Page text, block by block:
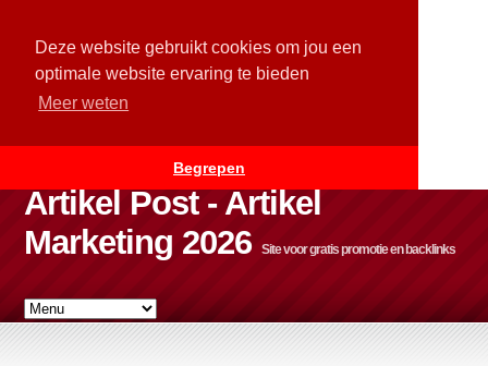
Deze website gebruikt cookies om jou een
optimale website ervaring te bieden
Meer weten
Begrepen
Artikel Post - Artikel
Marketing 2026
Site voor gratis promotie en backlinks